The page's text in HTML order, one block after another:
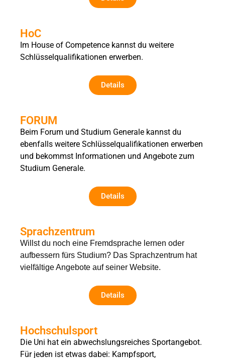
HoC
Im House of Competence kannst du weitere
Schlüsselqualifikationen erwerben.
Details
FORUM
Beim Forum und Studium Generale kannst du
ebenfalls weitere Schlüsselqualifikationen erwerben
und bekommst Informationen und Angebote zum
Studium Generale.
Details
Sprachzentrum
Willst du noch eine Fremdsprache lernen oder
aufbessern fürs Studium? Das Sprachzentrum hat
vielfältige Angebote auf seiner Website.
Details
Hochschulsport
Die Uni hat ein abwechslungsreiches Sportangebot.
Für jeden ist etwas dabei: Kampfsport,